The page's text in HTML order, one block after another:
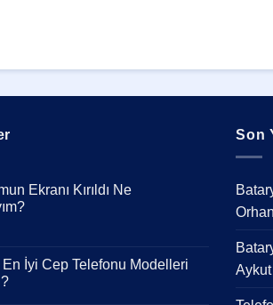
Ekranı Kırıldı Ne
En İyi Cep Telefonu Modelleri
Son
Aykut